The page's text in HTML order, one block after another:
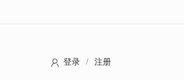
登录 / 注册